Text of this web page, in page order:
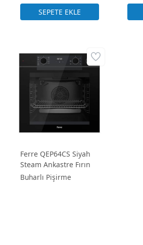
Ferre QEP64CS Siyah
Steam Ankastre Fırın
Buharlı Pişirme